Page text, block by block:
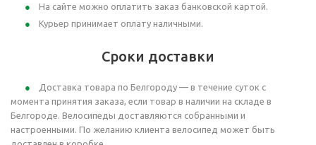
На сайте можно оплатить заказ банковской картой.
Курьер принимает оплату наличными.
Сроки доставки
Доставка товара по Белгороду — в течение суток с
момента принятия заказа, если товар в наличии на складе в
Белгороде. Велосипеды доставляются собранными и
настроенными. По желанию клиента велосипед может быть